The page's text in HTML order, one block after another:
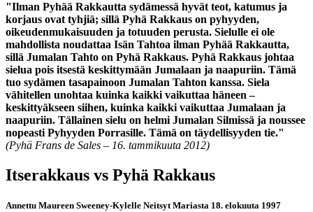
"Ilman Pyhää Rakkautta sydämessä hyvät teot, katumus ja
korjaus ovat tyhjiä; sillä Pyhä Rakkaus on pyhyyden,
oikeudenmukaisuuden ja totuuden perusta. Sielulle ei ole
mahdollista noudattaa Isän Tahtoa ilman Pyhää Rakkautta,
sillä Jumalan Tahto on Pyhä Rakkaus. Pyhä Rakkaus johtaa
sielua pois itsestä keskittymään Jumalaan ja naapuriin. Tämä
tuo sydämen tasapainoon Jumalan Tahton kanssa. Siela
vähitellen unohtaa kuinka kaikki vaikuttaa häneen –
keskittyäkseen siihen, kuinka kaikki vaikuttaa Jumalaan ja
naapuriin. Tällainen sielu on helmi Jumalan Silmissä ja noussee
nopeasti Pyhyyden Porrasille. Tämä on täydellisyyden tie."
(Pyhä Frans de Sales – 16. tammikuuta 2012)
Itserakkaus vs Pyhä Rakkaus
Annettu Maureen Sweeney-Kylelle Neitsyt Mariasta 18. elokuuta 1997